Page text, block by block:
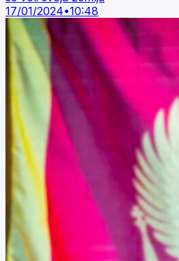
17/01/2024•10:48